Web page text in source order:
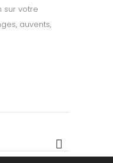
sur votre
auvents,